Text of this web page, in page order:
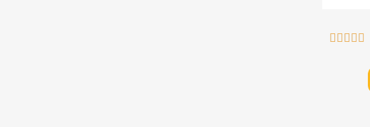
    